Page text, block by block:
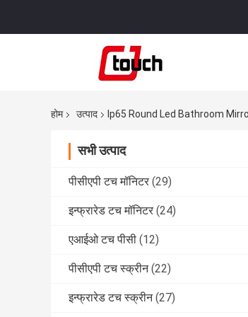
होम उत्पाद Ip65 Round Led Bathroom
सभी उत्पाद
पीसीएपी टच मॉनिटर (29)
इन्फ्रारेड टच मॉनिटर (24)
एआईओ टच पीसी (12)
पीसीएपी टच स्क्रीन (22)
इन्फ्रारेड टच स्क्रीन (27)